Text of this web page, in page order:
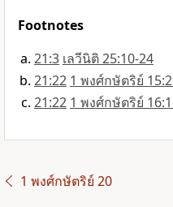
Footnotes
21:3 เลวีนิติ 25:10-24
21:22 1 พงศ์กษัตริย์
21:22 1 พงศ์กษัตริย์
1 พงศ์กษัตริย์ 20